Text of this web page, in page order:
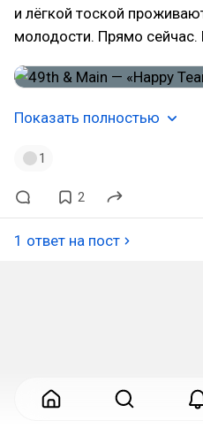
и лёгкой тоской
молодости. Прямо сейчас.
Показать полностью
1
2
1 ответ на пост